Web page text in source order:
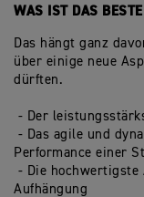
WAS IST DAS
Das hängt ganz
über einige neue
dürften.
- Der
- Das agile und
Performance einer
- Die hochwertigste
Aufhängung